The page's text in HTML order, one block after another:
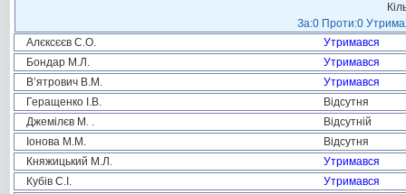
За:0 Проти:0
Алєксєєв С.О.
Утримався
Бондар М.Л.
Утримався
В’ятрович В.М.
Утримався
Геращенко І.В.
Відсутня
Джемілєв М. .
Відсутній
Іонова М.М.
Відсутня
Княжицький М.Л.
Утримався
Кубів С.І.
Утримався